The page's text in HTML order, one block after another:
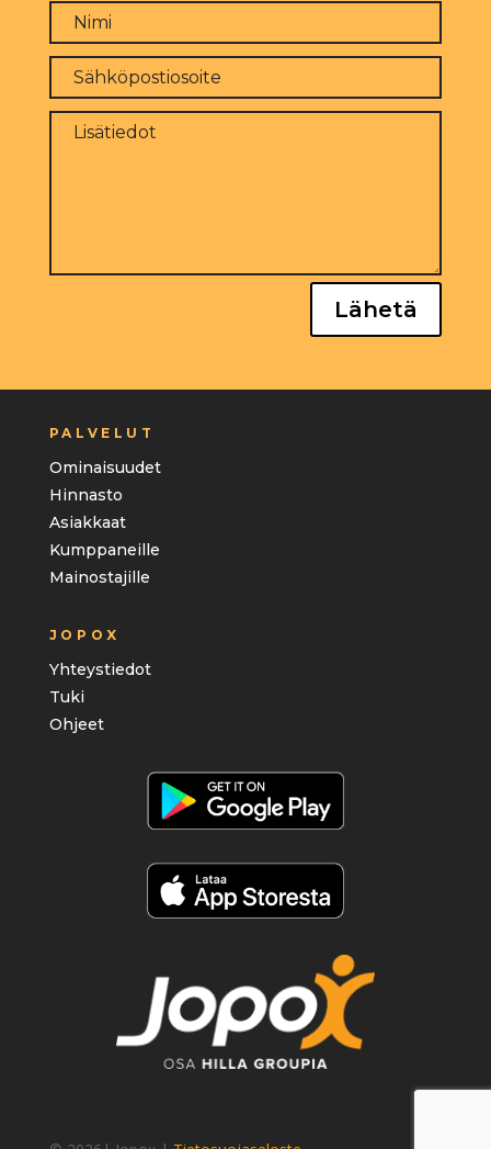
Lähetä
PALVELUT
Ominaisuudet
Hinnasto
Asiakkaat
Kumppaneille
Mainostajille
JOPOX
Yhteystiedot
Tuki
Ohjeet